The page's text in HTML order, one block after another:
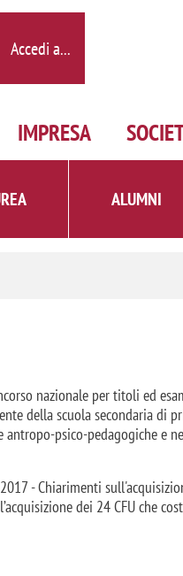
Accedi a...
IMPRESA
ALUMNI
nazionale per titoli ed
della scuola secondaria di
psico-pedagogiche e
- Chiarimenti
dei 24 CFU che